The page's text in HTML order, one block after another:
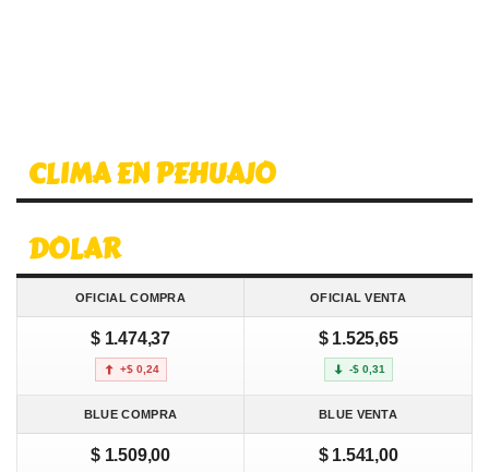
CLIMA EN PEHUAJO
DOLAR
OFICIAL COMPRA OFICIAL VENTA
$ 1.474,37
+$ 0,24
$ 1.525,65
-$ 0,31
BLUE COMPRA BLUE VENTA
$ 1.509,00 $ 1.541,00